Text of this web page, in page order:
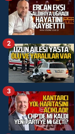
2
3